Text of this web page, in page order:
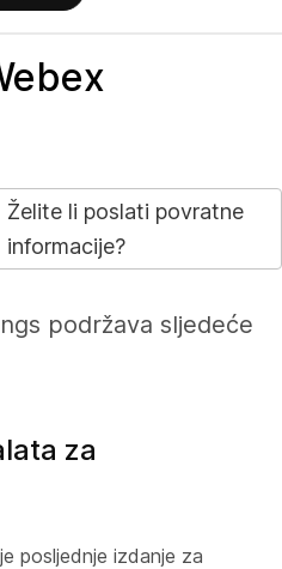
Želite li poslati povratne
informacije?
podržava sljedeće
za
posljednje izdanje za